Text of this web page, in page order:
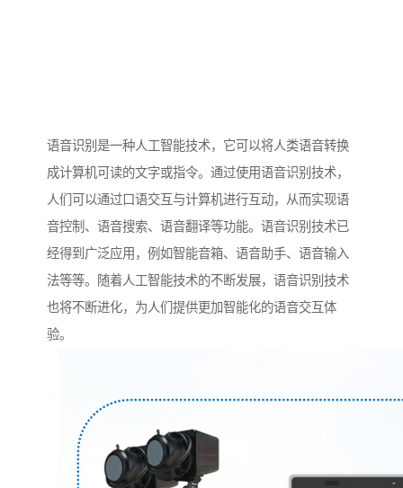
语音识别是一种人工智能技术，它可以将人类语音转换
成计算机可读的文字或指令。通过使用语音识别技术，
人们可以通过口语交互与计算机进行互动，从而实现语
音控制、语音搜索、语音翻译等功能。语音识别技术已
经得到广泛应用，例如智能音箱、语音助手、语音输入
法等等。随着人工智能技术的不断发展，语音识别技术
也将不断进化，为人们提供更加智能化的语音交互体
验。